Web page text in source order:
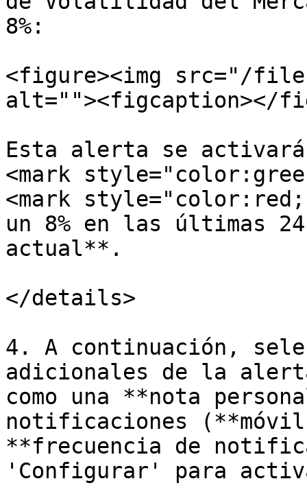
8%:
<figure><img src="/files/
alt=""><figcaption></
Esta alerta se
<mark
<mark
un 8% en las últimas
actual**.
</details>
4. A continuación,
adicionales de la
como una **nota
notificaciones
**frecuencia de
'Configurar' para